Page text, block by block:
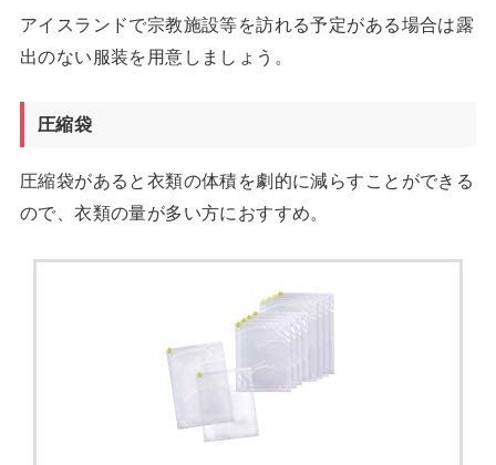
アイスランドで宗教施設等を訪れる予定がある場合は露
出のない服装を用意しましょう。
圧縮袋
圧縮袋があると衣類の体積を劇的に減らすことができる
ので、衣類の量が多い方におすすめ。